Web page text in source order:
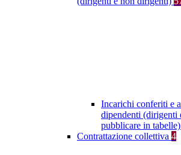
Incarichi conferiti e
dipendenti (dirigenti
pubblicare in tabelle)
Contrattazione collettiva 4